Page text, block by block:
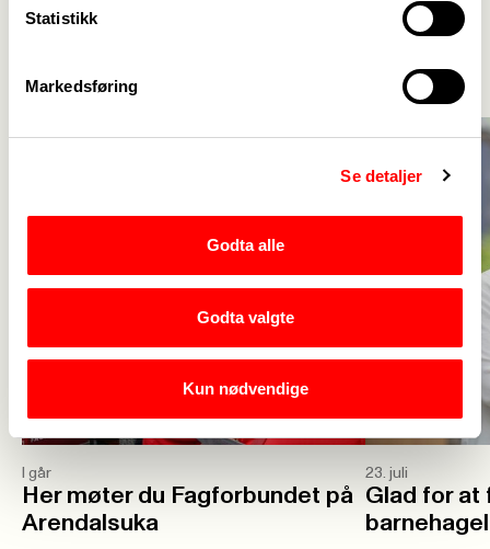
Statistikk
Markedsføring
Se detaljer
Godta alle
Godta valgte
Kun nødvendige
Aktuelt
I går
Her møter du Fagforbundet på
Arendalsuka
23. juli
Glad for at